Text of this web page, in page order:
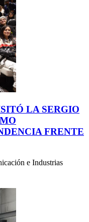
LA SERGIO
FRENTE
e Industrias